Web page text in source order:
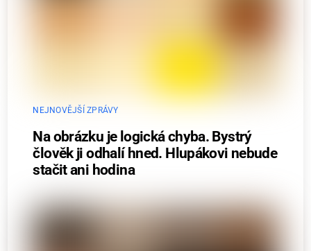
NEJNOVĚJŠÍ ZPRÁVY
Na obrázku je logická chyba. Bystrý
člověk ji odhalí hned. Hlupákovi nebude
stačit ani hodina